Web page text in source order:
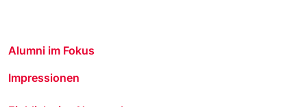
Alumni im Fokus
Impressionen